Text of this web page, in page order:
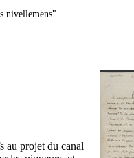
nivellemens"
au projet du canal